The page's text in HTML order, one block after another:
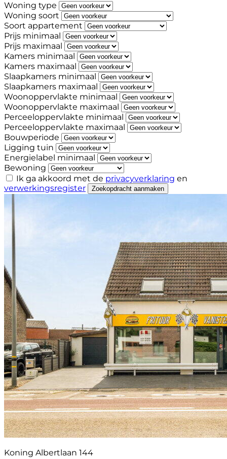
Woning type
Woning soort
Soort appartement
Prijs minimaal
Prijs maximaal
Kamers minimaal
Kamers maximaal
Slaapkamers minimaal
Slaapkamers maximaal
Woonoppervlakte minimaal
Woonoppervlakte maximaal
Perceeloppervlakte minimaal
Perceeloppervlakte maximaal
Bouwperiode
Ligging tuin
Energielabel minimaal
Bewoning
Ik ga akkoord met de privacyverklaring en
verwerkingsregister
Zoekopdracht aanmaken
Koning Albertlaan 144